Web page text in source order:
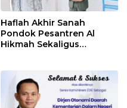
Haflah Akhir Sanah
Pondok Pesantren Al
Hikmah Sekaligus